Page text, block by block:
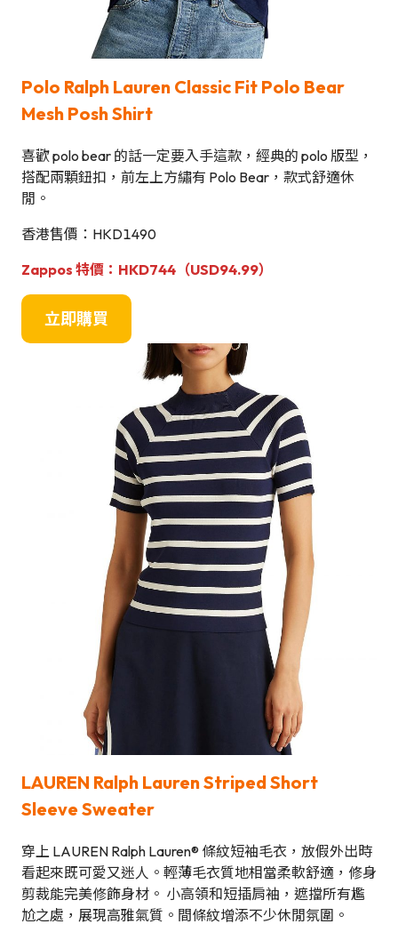
Polo Ralph Lauren Classic Fit Polo Bear
Mesh Posh Shirt
喜歡 polo bear 的話一定要入手這款，經典的 polo 版型，
搭配兩顆鈕扣，前左上方繡有 Polo Bear，款式舒適休
閒。
香港售價：HKD1490
Zappos 特價：HKD744（USD94.99）
立即購買
LAUREN Ralph Lauren Striped Short
Sleeve Sweater
穿上 LAUREN Ralph Lauren® 條紋短袖毛衣，放假外出時
看起來既可愛又迷人。輕薄毛衣質地相當柔軟舒適，修身
剪裁能完美修飾身材。 小高領和短插肩袖，遮擋所有尷
尬之處，展現高雅氣質。間條紋增添不少休閒氛圍。